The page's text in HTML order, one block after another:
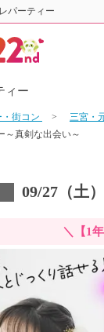
パーティー
ィー
街コン
三宮・
～真剣な出会い～
09/27（土
＼【1